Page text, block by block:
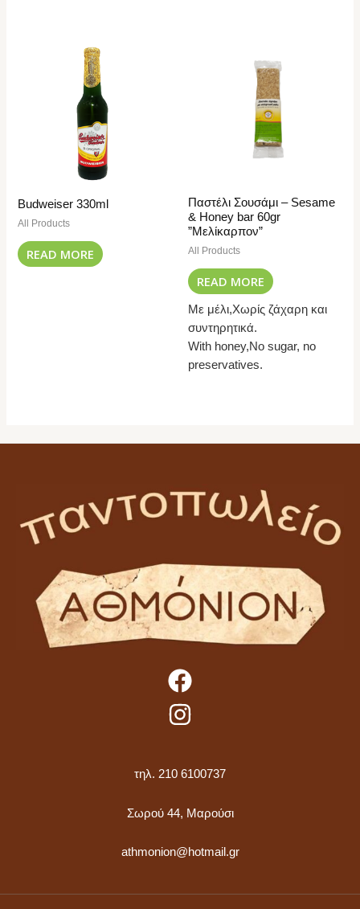
Budweiser 330ml
All Products
READ MORE
Παστέλι Σουσάμι – Sesame
& Honey bar 60gr
”Μελίκαρπον”
All Products
READ MORE
Με μέλι,Χωρίς ζάχαρη και
συντηρητικά.
With honey,No sugar, no
preservatives.
τηλ. 210 6100737
Σωρού 44, Μαρούσι
athmonion@hotmail.gr